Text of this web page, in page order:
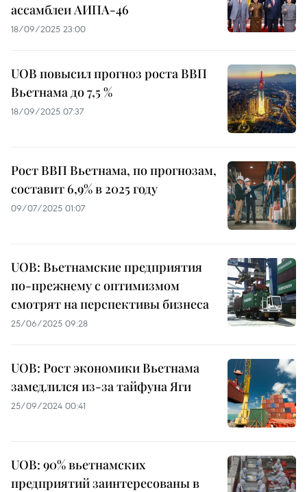
ассамблеи АИПА-46
18/09/2025 23:00
UOB повысил прогноз роста ВВП
Вьетнама до 7,5 %
18/09/2025 07:37
Рост ВВП Вьетнама, по прогнозам,
составит 6,9% в 2025 году
09/07/2025 01:07
UOB: Вьетнамские предприятия
по-прежнему с оптимизмом
смотрят на перспективы бизнеса
25/06/2025 09:28
UOB: Рост экономики Вьетнама
замедлился из-за тайфуна Яги
25/09/2024 00:41
UOB: 90% вьетнамских
предприятий заинтересованы в